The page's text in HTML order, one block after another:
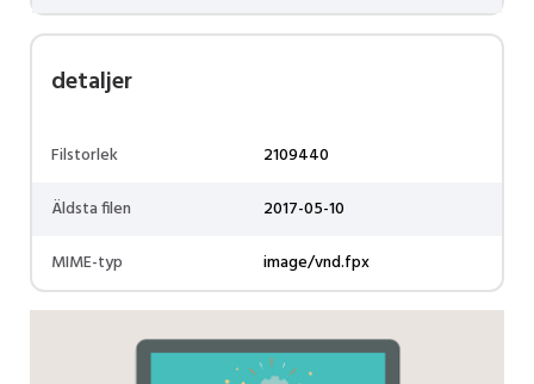
detaljer
Filstorlek
2109440
Äldsta filen
2017-05-10
MIME-typ
image/vnd.fpx